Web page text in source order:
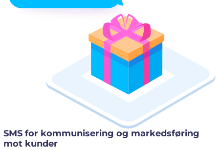
SMS for kommunisering og markedsføring
mot kunder